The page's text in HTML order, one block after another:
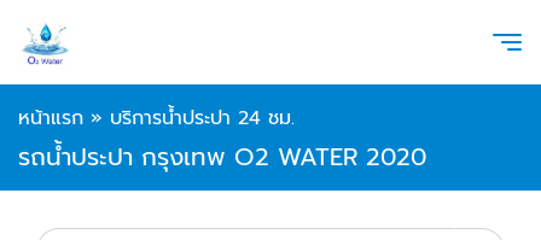
หน้าแรก » บริการน้ำประปา 24 ชม.
รถน้ำประปา กรุงเทพ O2 WATER 2020